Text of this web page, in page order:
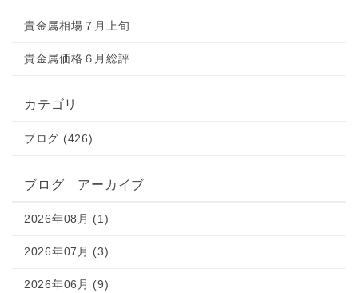
貴金属相場７月上旬
貴金属価格６月総評
カテゴリ
ブログ (426)
ブログ アーカイブ
2026年08月 (1)
2026年07月 (3)
2026年06月 (9)